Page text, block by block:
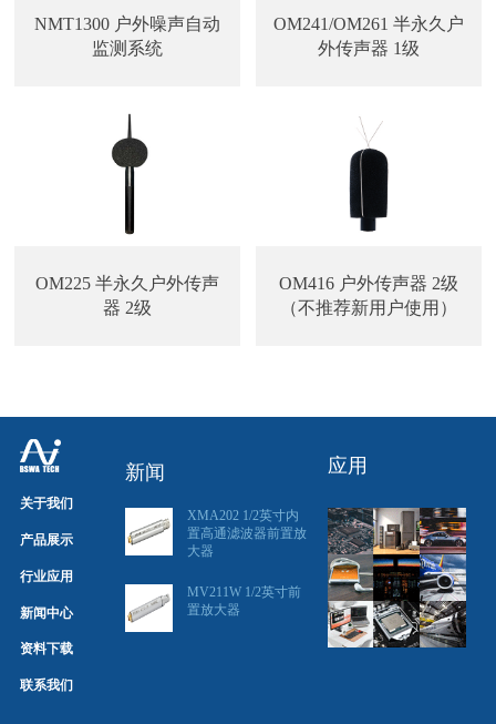
NMT1300 户外噪声自动
监测系统
OM241/OM261 半永久户
外传声器 1级
OM225 半永久户外传声
器 2级
OM416 户外传声器 2级
（不推荐新用户使用）
关于我们
产品展示
行业应用
新闻中心
资料下载
联系我们
新闻
XMA202 1/2英寸内
置高通滤波器前置放
大器
MV211W 1/2英寸前
置放大器
应用